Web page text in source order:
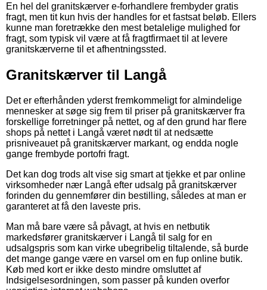
En hel del granitskærver e-forhandlere frembyder gratis
fragt, men tit kun hvis der handles for et fastsat beløb. Ellers
kunne man foretrække den mest betalelige mulighed for
fragt, som typisk vil være at få fragtfirmaet til at levere
granitskærverne til et afhentningssted.
Granitskærver til Langå
Det er efterhånden yderst fremkommeligt for almindelige
mennesker at søge sig frem til priser på granitskærver fra
forskellige forretninger på nettet, og af den grund har flere
shops på nettet i Langå været nødt til at nedsætte
prisniveauet på granitskærver markant, og endda nogle
gange frembyde portofri fragt.
Det kan dog trods alt vise sig smart at tjekke et par online
virksomheder nær Langå efter udsalg på granitskærver
forinden du gennemfører din bestilling, således at man er
garanteret at få den laveste pris.
Man må bare være så påvagt, at hvis en netbutik
markedsfører granitskærver i Langå til salg for en
udsalgspris som kan virke ubegribelig tiltalende, så burde
det mange gange være en varsel om en fup online butik.
Køb med kort er ikke desto mindre omsluttet af
Indsigelsesordningen, som passer på kunden overfor